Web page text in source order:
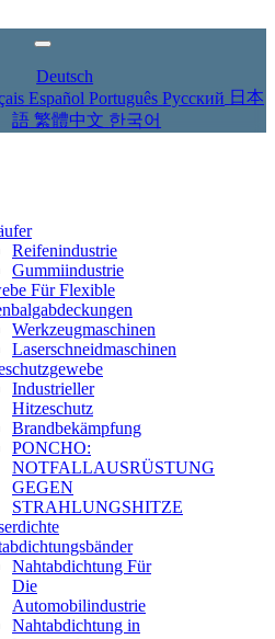
Deutsch
Español Português Русский 日本
語 繁體中文 한국어
Reifenindustrie
Gummiindustrie
Für Flexible
Werkzeugmaschinen
Laserschneidmaschinen
Industrieller
Hitzeschutz
Brandbekämpfung
PONCHO:
NOTFALLAUSRÜSTUNG
GEGEN
STRAHLUNGSHITZE
Nahtabdichtung Für
Die
Automobilindustrie
Nahtabdichtung in